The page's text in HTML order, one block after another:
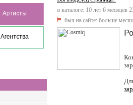
Артисты
Агентства
в каталоге: 10 лет 6 месяцев
был на сайте: больше